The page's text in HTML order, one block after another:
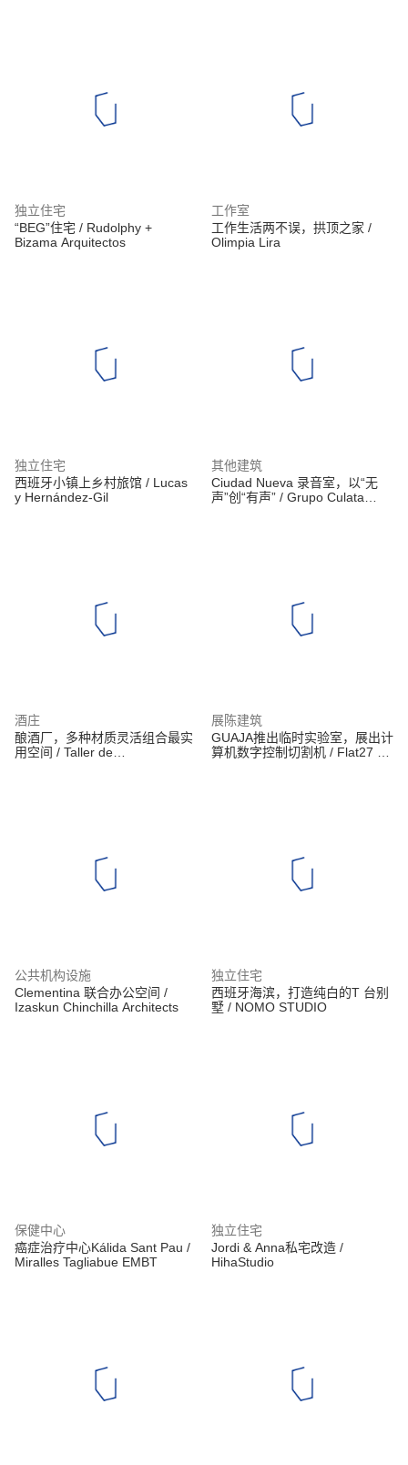
独立住宅
“BEG”住宅 / Rudolphy +
Bizama Arquitectos
工作室
工作生活两不误，拱顶之家 /
Olimpia Lira
独立住宅
西班牙小镇上乡村旅馆 / Lucas
y Hernández-Gil
其他建筑
Ciudad Nueva 录音室，以“无
声”创“有声” / Grupo Culata
酒庄
酿酒厂，多种材质灵活组合最实
用空间 / Taller de
展陈建筑
GUAJA推出临时实验室，展出计
算机数字控制切割机 / Flat27 +
公共机构设施
Clementina 联合办公空间 /
Izaskun Chinchilla Architects
独立住宅
西班牙海滨，打造纯白的T 台别
墅 / NOMO STUDIO
保健中心
癌症治疗中心Kálida Sant Pau /
Miralles Tagliabue EMBT
独立住宅
Jordi & Anna私宅改造 /
HihaStudio